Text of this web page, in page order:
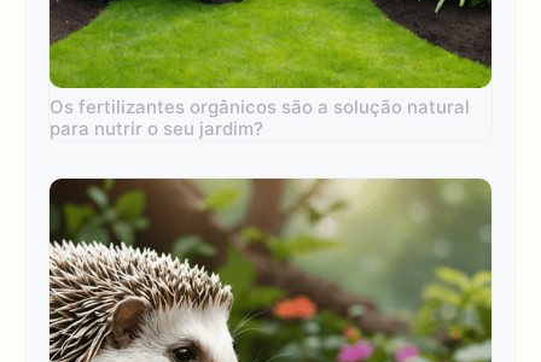
Os fertilizantes orgânicos são a solução natural
para nutrir o seu jardim?